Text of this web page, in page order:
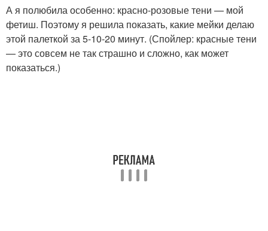
А я полюбила особенно: красно-розовые тени — мой
фетиш. Поэтому я решила показать, какие мейки делаю
этой палеткой за 5-10-20 минут. (Спойлер: красные тени
— это совсем не так страшно и сложно, как может
показаться.)